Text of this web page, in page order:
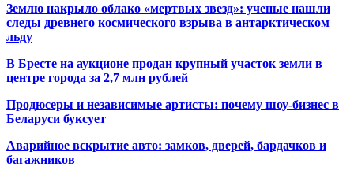
Землю накрыло облако «мертвых звезд»: ученые нашли
следы древнего космического взрыва в антарктическом
льду
В Бресте на аукционе продан крупный участок земли в
центре города за 2,7 млн рублей
Продюсеры и независимые артисты: почему шоу-бизнес в
Беларуси буксует
Аварийное вскрытие авто: замков, дверей, бардачков и
багажников